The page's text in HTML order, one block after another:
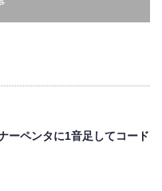
ーペンタに1音足してコード